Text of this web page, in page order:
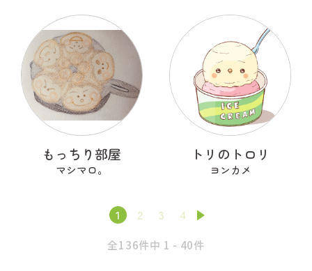
もっちり部屋
マシマロ。
トリのトロリ
ヨンカメ
1 2 3 4
全136件中 1 - 40件